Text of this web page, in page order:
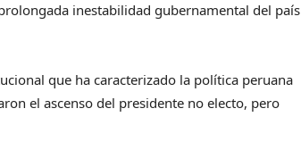
inestabilidad gubernamental del país
que ha caracterizado la política peruana
el ascenso del presidente no electo, pero